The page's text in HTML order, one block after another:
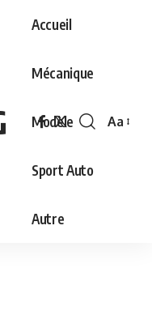
Accueil
Mécanique
Modèle
Sport Auto
Autre
Font
Aa